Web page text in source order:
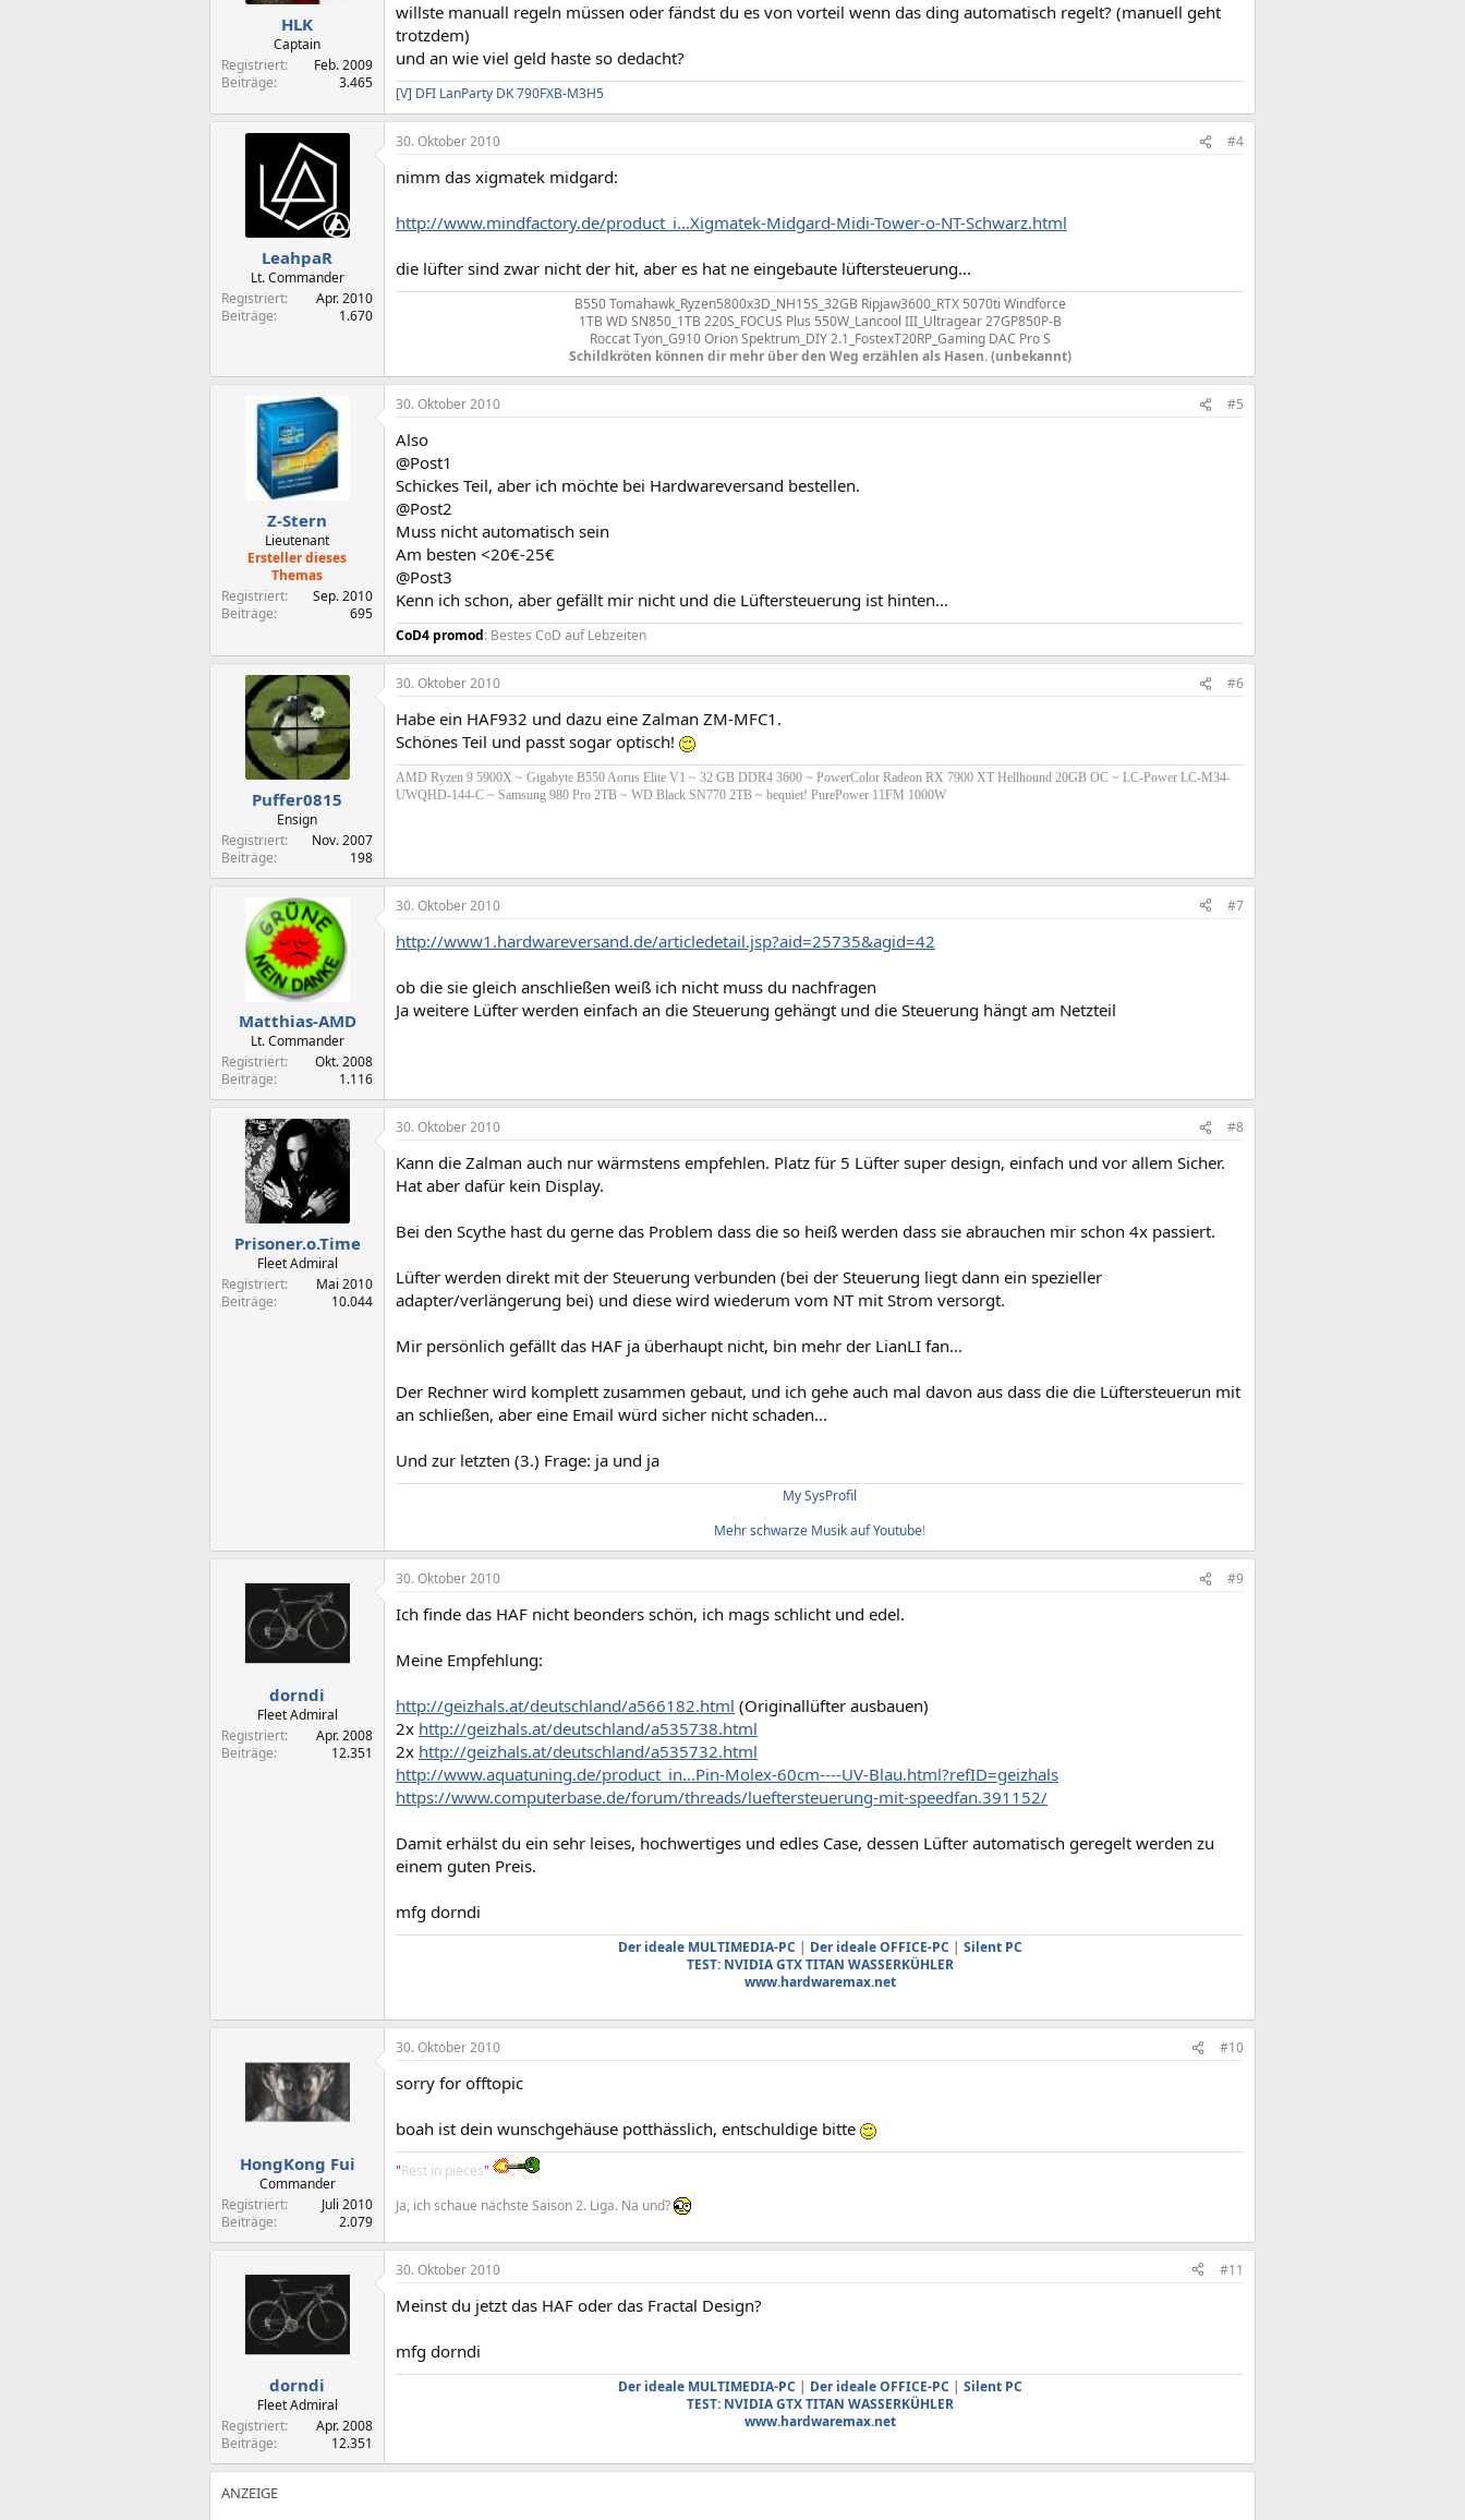
HLK
Captain
Registriert
Feb. 2009
Beiträge
3.465
willste manuall regeln müssen oder fändst du es von vorteil wenn das ding automatisch regelt? (manuell geht
trotzdem)
und an wie viel geld haste so dedacht?
[V] DFI LanParty DK 790FXB-M3H5
LeahpaR
Lt. Commander
Registriert
Apr. 2010
Beiträge
1.670
30. Oktober 2010 #4
nimm das xigmatek midgard:
http://www.mindfactory.de/product_i...Xigmatek-Midgard-Midi-Tower-o-NT-Schwarz.html
die lüfter sind zwar nicht der hit, aber es hat ne eingebaute lüftersteuerung...
B550 Tomahawk_Ryzen5800x3D_NH15S_32GB Ripjaw3600_RTX 5070ti Windforce
1TB WD SN850_1TB 220S_FOCUS Plus 550W_Lancool III_ Ultragear 27GP850P-B
Roccat Tyon_G910 Orion Spektrum_DIY 2.1_FostexT20RP_Gaming DAC Pro S
Schildkröten können dir mehr über den Weg erzählen als Hasen. (unbekannt)
Z-Stern
Lieutenant
Ersteller dieses
Themas
Registriert
Sep. 2010
Beiträge
695
30. Oktober 2010 #5
Also
@Post1
Schickes Teil, aber ich möchte bei Hardwareversand bestellen.
@Post2
Muss nicht automatisch sein
Am besten <20€-25€
@Post3
Kenn ich schon, aber gefällt mir nicht und die Lüftersteuerung ist hinten...
CoD4 promod: Bestes CoD auf Lebzeiten
Puffer0815
Ensign
Registriert
Nov. 2007
Beiträge
198
30. Oktober 2010 #6
Habe ein HAF932 und dazu eine Zalman ZM-MFC1.
Schönes Teil und passt sogar optisch!
AMD Ryzen 9 5900X ~ Gigabyte B550 Aorus Elite V1 ~ 32 GB DDR4 3600 ~ PowerColor Radeon RX 7900 XT Hellhound 20GB OC ~ LC-Power LC-M34-
UWQHD-144-C ~ Samsung 980 Pro 2TB ~ WD Black SN770 2TB ~ bequiet! PurePower 11FM 1000W
Matthias-AMD
Lt. Commander
Registriert
Okt. 2008
Beiträge
1.116
30. Oktober 2010 #7
http://www1.hardwareversand.de/articledetail.jsp?aid=25735&agid=42
ob die sie gleich anschließen weiß ich nicht muss du nachfragen
Ja weitere Lüfter werden einfach an die Steuerung gehängt und die Steuerung hängt am Netzteil
Prisoner.o.Time
Fleet Admiral
Registriert
Mai 2010
Beiträge
10.044
30. Oktober 2010 #8
Kann die Zalman auch nur wärmstens empfehlen. Platz für 5 Lüfter super design, einfach und vor allem Sicher.
Hat aber dafür kein Display.
Bei den Scythe hast du gerne das Problem dass die so heiß werden dass sie abrauchen mir schon 4x passiert.
Lüfter werden direkt mit der Steuerung verbunden (bei der Steuerung liegt dann ein spezieller
adapter/verlängerung bei) und diese wird wiederum vom NT mit Strom versorgt.
Mir persönlich gefällt das HAF ja überhaupt nicht, bin mehr der LianLI fan...
Der Rechner wird komplett zusammen gebaut, und ich gehe auch mal davon aus dass die die Lüftersteuerun mit
an schließen, aber eine Email würd sicher nicht schaden...
Und zur letzten (3.) Frage: ja und ja
My SysProfil
Mehr schwarze Musik auf Youtube!​
dorndi
Fleet Admiral
Registriert
Apr. 2008
Beiträge
12.351
30. Oktober 2010 #9
Ich finde das HAF nicht beonders schön, ich mags schlicht und edel.
Meine Empfehlung:
http://geizhals.at/deutschland/a566182.html (Originallüfter ausbauen)
2x http://geizhals.at/deutschland/a535738.html
2x http://geizhals.at/deutschland/a535732.html
http://www.aquatuning.de/product_in...Pin-Molex-60cm----UV-Blau.html?refID=geizhals
https://www.computerbase.de/forum/threads/lueftersteuerung-mit-speedfan.391152/
Damit erhälst du ein sehr leises, hochwertiges und edles Case, dessen Lüfter automatisch geregelt werden zu
einem guten Preis.
mfg dorndi
Der ideale MULTIMEDIA-PC | Der ideale OFFICE-PC | Silent PC
TEST: NVIDIA GTX TITAN WASSERKÜHLER
www.hardwaremax.net
HongKong Fui
Commander
Registriert
Juli 2010
Beiträge
2.079
30. Oktober 2010 #10
sorry for offtopic
boah ist dein wunschgehäuse potthässlich, entschuldige bitte
"Rest in pieces"
Ja, ich schaue nächste Saison 2. Liga. Na und?
dorndi
Fleet Admiral
Registriert
Apr. 2008
Beiträge
12.351
30. Oktober 2010 #11
Meinst du jetzt das HAF oder das Fractal Design?
mfg dorndi
Der ideale MULTIMEDIA-PC | Der ideale OFFICE-PC | Silent PC
TEST: NVIDIA GTX TITAN WASSERKÜHLER
www.hardwaremax.net